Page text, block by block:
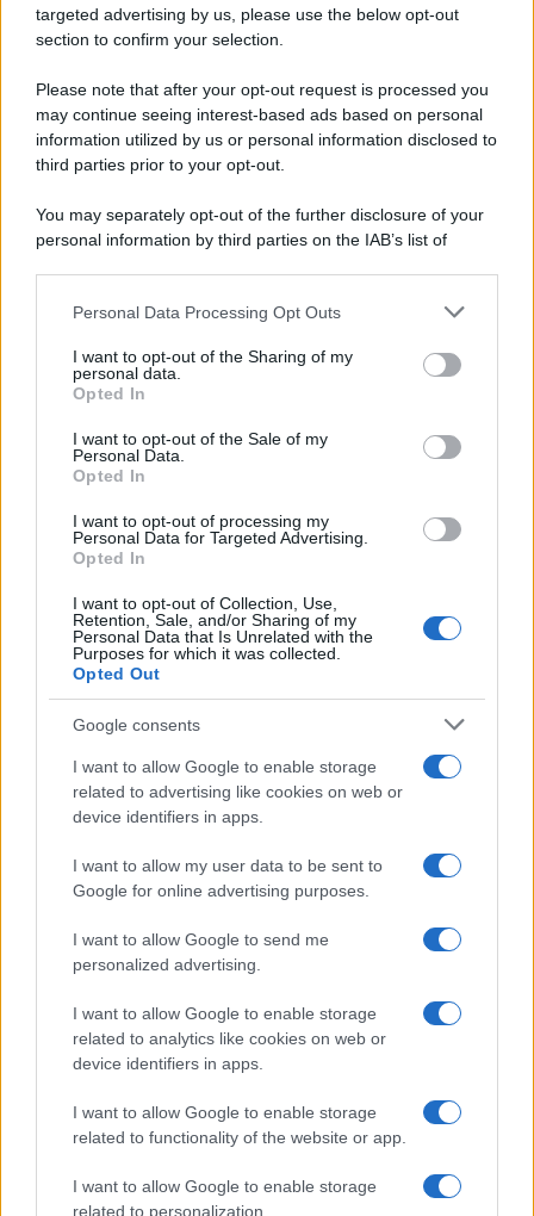
targeted advertising by us, please use the below opt-out
section to confirm your selection.
Please note that after your opt-out request is processed you
may continue seeing interest-based ads based on personal
information utilized by us or personal information disclosed to
third parties prior to your opt-out.
You may separately opt-out of the further disclosure of your
personal information by third parties on the IAB’s list of
This information may also be disclosed by us to third parties
disclose it to other third parties.
Please note that this website/app uses one or more Google
services and may gather and store information including but
not limited to your visit or usage behaviour. You may click to
grant or deny consent to Google and its third-party tags to
consent section.
Personal Data Processing Opt Outs
I want to opt-out of the Sharing of my
personal data.
Opted In
I want to opt-out of the Sale of my
Personal Data.
Opted In
I want to opt-out of processing my
Personal Data for Targeted Advertising.
Opted In
I want to opt-out of Collection, Use,
Retention, Sale, and/or Sharing of my
Personal Data that Is Unrelated with the
Purposes for which it was collected.
Opted Out
Google consents
I want to allow Google to enable storage
related to advertising like cookies on web or
device identifiers in apps.
I want to allow my user data to be sent to
Google for online advertising purposes.
I want to allow Google to send me
personalized advertising.
I want to allow Google to enable storage
related to analytics like cookies on web or
device identifiers in apps.
I want to allow Google to enable storage
related to functionality of the website or app.
I want to allow Google to enable storage
related to personalization.